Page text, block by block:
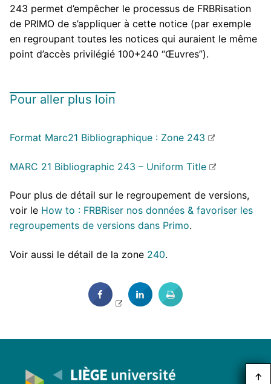
243 permet d’empêcher le processus de FRBRisation
de PRIMO de s’appliquer à cette notice (par exemple
en regroupant toutes les notices qui auraient le même
point d’accès privilégié 100+240 “Œuvres”).
Pour aller plus loin
Format Marc21 Bibliographique : Zone 243
MARC 21 Bibliographic 243 – Uniform Title
Pour plus de détail sur le regroupement de versions,
voir le How to : FRBRiser nos données & favoriser les
regroupements de versions dans Primo.
Voir aussi le détail de la zone 240.